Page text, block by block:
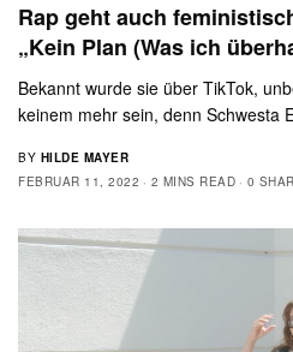
Rap geht auch
„Kein Plan (Was ich
Bekannt wurde sie über TikTok,
keinem mehr sein, denn Schwesta
BY HILDE MAYER
FEBRUAR 11, 2022
2 MINS READ 0